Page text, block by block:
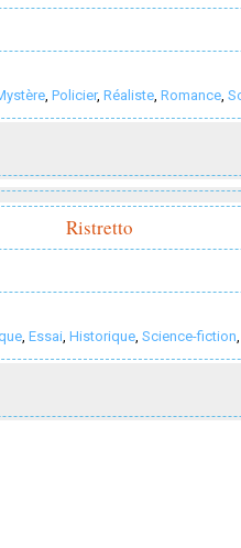
, Policier, Réaliste, Romance,
Ristretto
, Essai, Historique, Science-fiction,